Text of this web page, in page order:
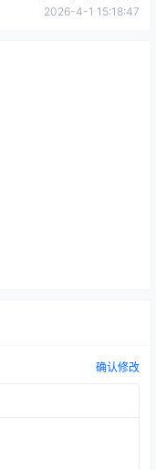
2026-4-1 15:18:47
确认修改